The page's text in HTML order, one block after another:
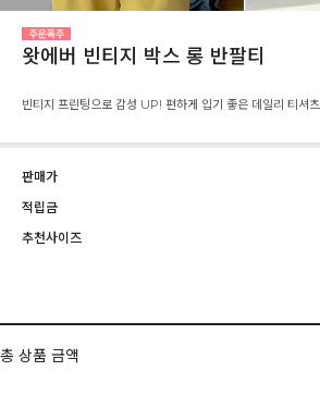
왓에버 빈티지 박스 롱 반팔티
빈티지 프린팅으로 감성 UP! 편하게 입기 좋은 데일리 티셔츠
판매가
적립금
추천사이즈
총 상품 금액